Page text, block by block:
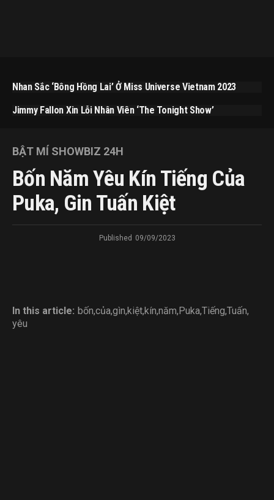
Nhan Sắc ‘bông Hồng Lai’ Ở Miss Universe Vietnam 2023
Jimmy Fallon Xin Lỗi Nhân Viên ‘The Tonight Show’
BẬT MÍ SHOWBIZ 24H
Bốn Năm Yêu Kín Tiếng Của
Puka, Gin Tuấn Kiệt
Published 09/09/2023
In this article: bốn,của,gìn,kiệt,kín,năm,Puka,Tiếng,Tuấn,
yêu